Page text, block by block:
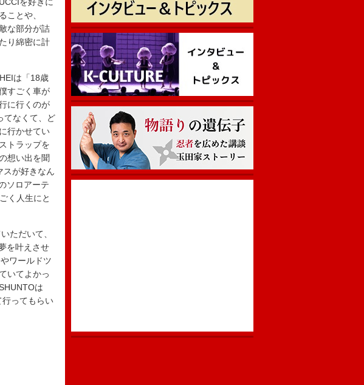
ことや、
な部分が詰
り綿密に計
は「18歳
すごく車が
に行くのが
てなくて、ど
行かせてい
トラップを
想い出を聞
スが好きなん
ソロアーテ
く人生にと
ただいて、
を叶えさせ
ワールドツ
いてよかっ
は
行ってもらい